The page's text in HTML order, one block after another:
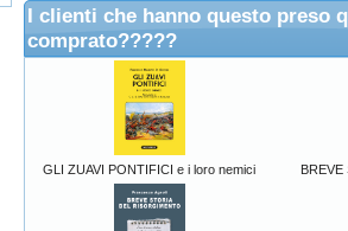
I clienti che hanno questo preso
comprato?????
GLI ZUAVI PONTIFICI e i loro nemici BREVE